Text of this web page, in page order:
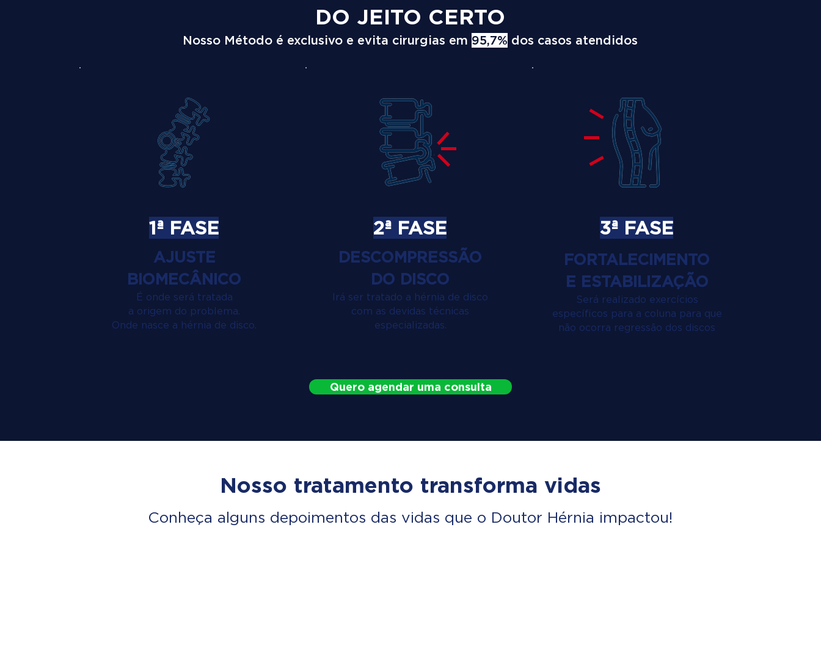
DO JEITO CERTO
Nosso Método é exclusivo e evita cirurgias em 95,7% dos casos atendidos
1ª FASE
AJUSTE
BIOMECÂNICO
É onde será tratada
a origem do problema.
Onde nasce a hérnia de disco.
2ª FASE
DESCOMPRESSÃO
DO DISCO
Irá ser tratado a hérnia de disco
com as devidas técnicas
especializadas.
3ª FASE
FORTALECIMENTO
E ESTABILIZAÇÃO
Será realizado exercícios
específicos para a coluna para que
não ocorra regressão dos discos
Quero agendar uma consulta
Nosso tratamento transforma vidas
Conheça alguns depoimentos das vidas que o Doutor Hérnia impactou!